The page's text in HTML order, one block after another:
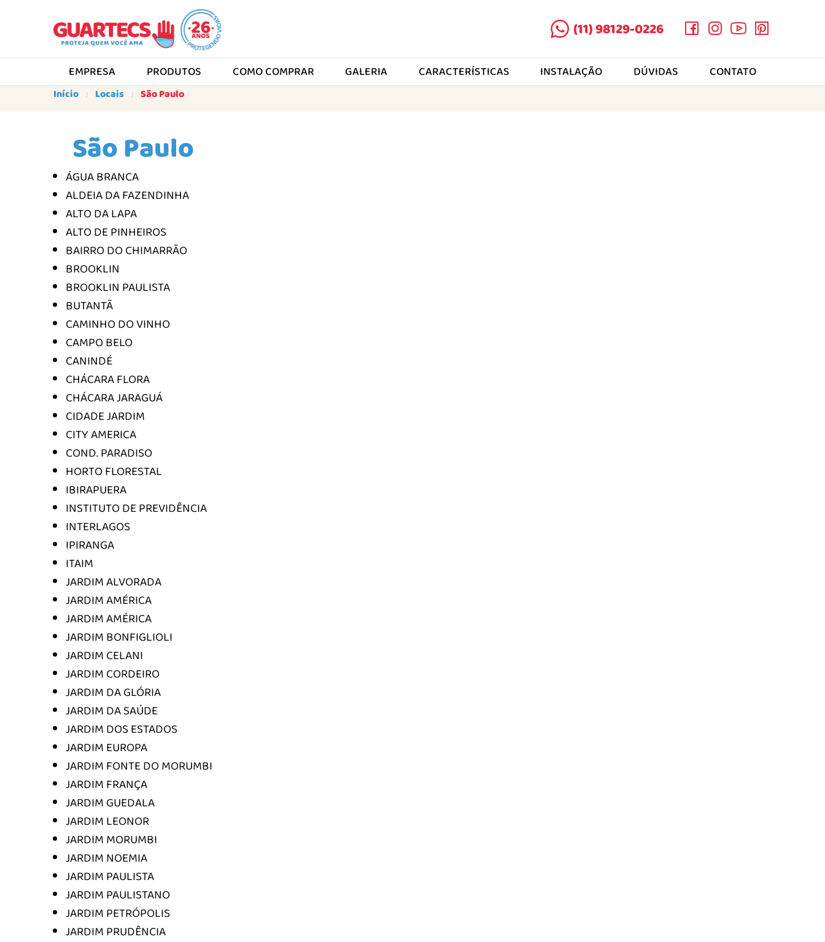
(11) 98129-0226
EMPRESA PRODUTOS COMO COMPRAR GALERIA CARACTERÍSTICAS INSTALAÇÃO DÚVIDAS CONTATO
Início Locais São Paulo
São Paulo
ÁGUA BRANCA
ALDEIA DA FAZENDINHA
ALTO DA LAPA
ALTO DE PINHEIROS
BAIRRO DO CHIMARRÃO
BROOKLIN
BROOKLIN PAULISTA
BUTANTÃ
CAMINHO DO VINHO
CAMPO BELO
CANINDÉ
CHÁCARA FLORA
CHÁCARA JARAGUÁ
CIDADE JARDIM
CITY AMERICA
COND. PARADISO
HORTO FLORESTAL
IBIRAPUERA
INSTITUTO DE PREVIDÊNCIA
INTERLAGOS
IPIRANGA
ITAIM
JARDIM ALVORADA
JARDIM AMÉRICA
JARDIM AMÉRICA
JARDIM BONFIGLIOLI
JARDIM CELANI
JARDIM CORDEIRO
JARDIM DA GLÓRIA
JARDIM DA SAÚDE
JARDIM DOS ESTADOS
JARDIM EUROPA
JARDIM FONTE DO MORUMBI
JARDIM FRANÇA
JARDIM GUEDALA
JARDIM LEONOR
JARDIM MORUMBI
JARDIM NOEMIA
JARDIM PAULISTA
JARDIM PAULISTANO
JARDIM PETRÓPOLIS
JARDIM PRUDÊNCIA